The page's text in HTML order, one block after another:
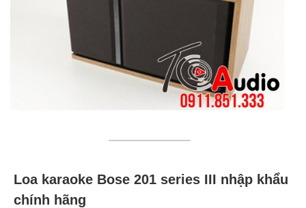
Loa karaoke Bose 201 series III nhập khẩu
chính hãng